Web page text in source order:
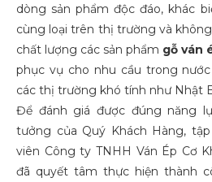
dòng sản phẩm độc đáo, khác
cùng loại trên thị trường và
chất lượng các sản phẩm gỗ ván
phục vụ cho nhu cầu trong
các thị trường khó tính như Nhật
Để đánh giá được đúng năng
tưởng của Quý Khách Hàng,
viên Công ty TNHH Ván Ép Cơ
đã quyết tâm thực hiện thành